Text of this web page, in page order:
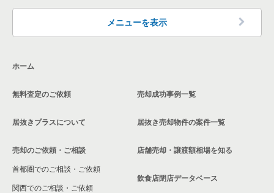
品川区の飲食店の居抜き売却物件の案件一覧
中野区の飲食店の居抜き売却物件の案件一覧
東京23区の洋食の居抜き売却物件の案件一覧
中央区の洋食の居抜き売却物件の案件一覧
メニューを表示
ホーム
無料査定のご依頼
居抜きプラスについて
売却のご依頼・ご相談
首都圏でのご相談・ご依頼
関西でのご相談・ご依頼
売却成功事例一覧
居抜き売却物件の案件一覧
店舗売却・譲渡額相場を知る
飲食店閉店データベース